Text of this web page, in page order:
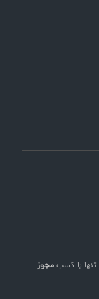
تنها با کسبمجوز